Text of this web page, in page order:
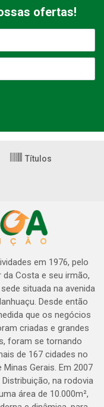
ofertas!
Títulos
em 1976, pelo
Costa e seu irmão,
situada na avenida
Desde então
que os negócios
criadas e grandes
foram se tornando
de 167 cidades no
Gerais. Em 2007
na rodovia
área de 10.000m²,